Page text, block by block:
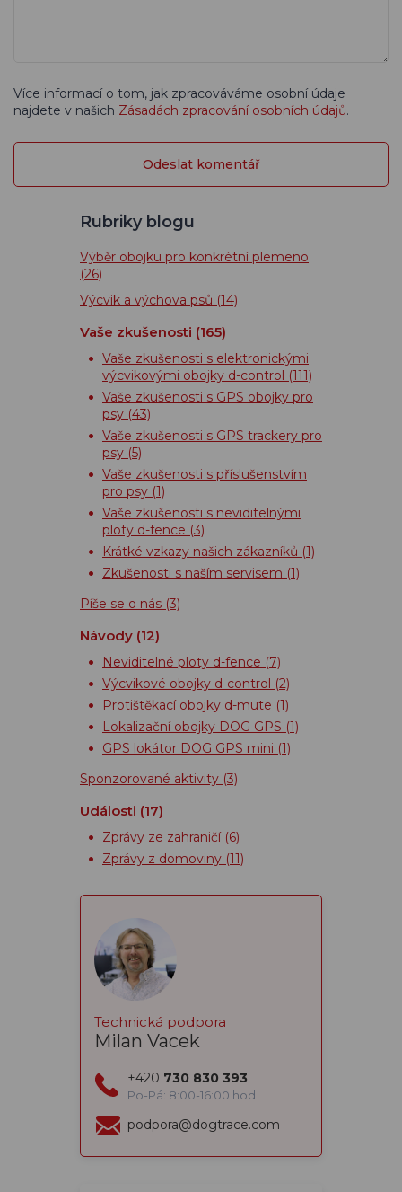
Více informací o tom, jak zpracováváme osobní údaje
najdete v našich Zásadách zpracování osobních údajů.
Rubriky blogu
Výběr obojku pro konkrétní plemeno
(26)
Výcvik a výchova psů (14)
Vaše zkušenosti (165)
Vaše zkušenosti s elektronickými
výcvikovými obojky d-control (111)
Vaše zkušenosti s GPS obojky pro
psy (43)
Vaše zkušenosti s GPS trackery pro
psy (5)
Vaše zkušenosti s příslušenstvím
pro psy (1)
Vaše zkušenosti s neviditelnými
ploty d-fence (3)
Krátké vzkazy našich zákazníků (1)
Zkušenosti s naším servisem (1)
Píše se o nás (3)
Návody (12)
Neviditelné ploty d-fence (7)
Výcvikové obojky d-control (2)
Protištěkací obojky d-mute (1)
Lokalizační obojky DOG GPS (1)
GPS lokátor DOG GPS mini (1)
Sponzorované aktivity (3)
Události (17)
Zprávy ze zahraničí (6)
Zprávy z domoviny (11)
Technická podpora
Milan Vacek
+420 730 830 393
Po-Pá: 8:00-16:00 hod
podpora@dogtrace.com